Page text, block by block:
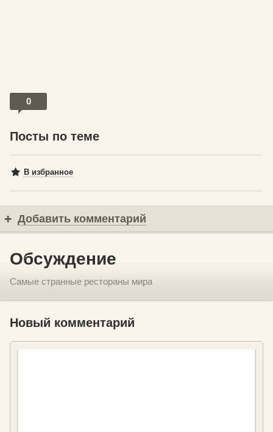
0
Посты по теме
В избранное
Добавить комментарий
Обсуждение
Самые странные рестораны мира
Новый комментарий